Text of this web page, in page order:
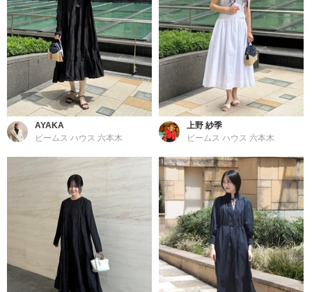
AYAKA
ビームス ハウス 六本木
上野 紗季
ビームス ハウス 六本木